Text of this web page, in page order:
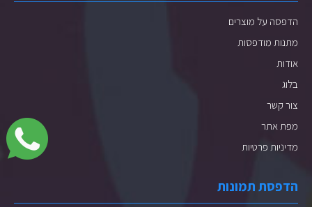
הדפסה על מוצרים
מתנות מודפסות
אודות
בלוג
צור קשר
מפת אתר
מדיניות פרטיות
הדפסת תמונות